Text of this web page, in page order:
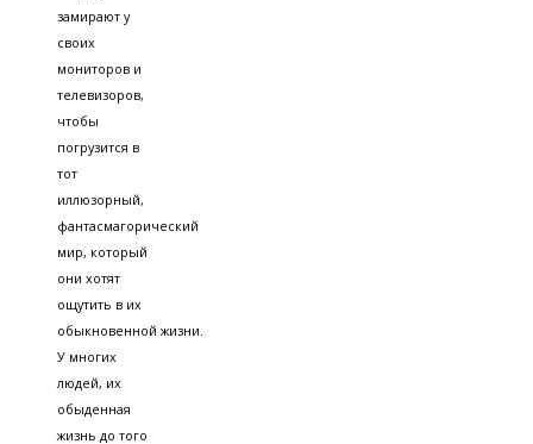
замирают у
своих
мониторов и
телевизоров,
чтобы
погрузится в
тот
иллюзорный,
фантасмагорический
мир, который
они хотят
ощутить в их
обыкновенной жизни.
У многих
людей, их
обыденная
жизнь до того